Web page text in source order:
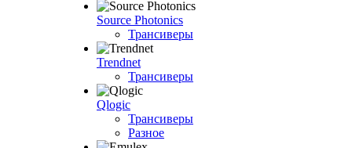
Source Photonics
Трансиверы
Trendnet
Трансиверы
Qlogic
Трансиверы
Разное